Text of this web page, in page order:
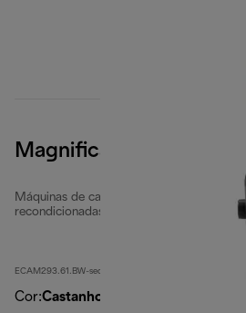
Magnifica Evo
Máquinas de café automáticas totalmente
recondicionadas
ECAM293.61.BW-second
Cor:Castanho